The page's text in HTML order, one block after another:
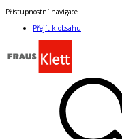
Přístupnostní navigace
Přejít k obsahu